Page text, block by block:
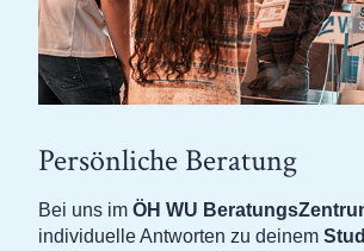
Persönliche Beratung
Bei uns im ÖH WU
individuelle Antworten zu deinem